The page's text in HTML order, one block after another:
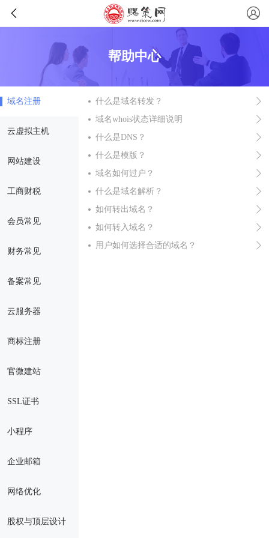
帮助中心
域名注册
云虚拟主机
网站建设
工商财税
会员常见
财务常见
备案常见
云服务器
商标注册
官微建站
SSL证书
小程序
企业邮箱
网络优化
股权与顶层设计
什么是域名转发？
域名whois状态详细说明
什么是DNS？
什么是模版？
域名如何过户？
什么是域名解析？
如何转出域名？
如何转入域名？
用户如何选择合适的域名？